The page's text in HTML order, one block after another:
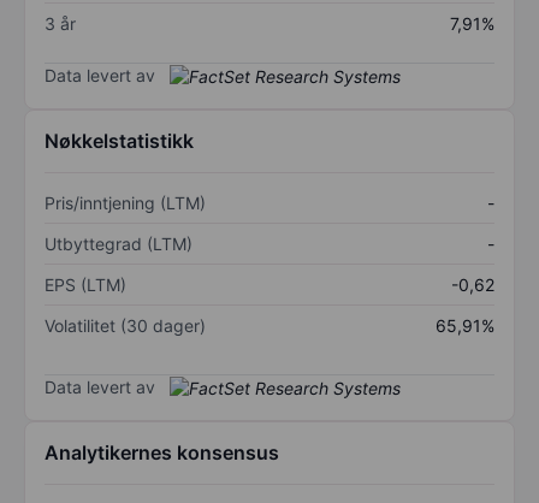
3 år
7,91%
Data levert av
Nøkkelstatistikk
Pris/inntjening (LTM)
-
Utbyttegrad (LTM)
-
EPS (LTM)
-0,62
Volatilitet (30 dager)
65,91%
Data levert av
Analytikernes konsensus